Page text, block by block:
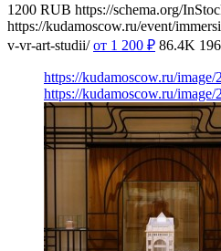
1200 RUB https://schema.org/
https://kudamoscow.ru/event/
v-vr-art-studii/ от 1 200 ₽ 86.4K 196
https://kudamoscow.ru/
https://kudamoscow.ru/